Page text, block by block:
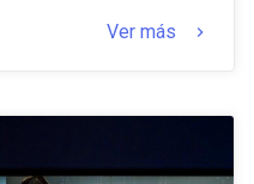
Ver más keyboard_arrow_right